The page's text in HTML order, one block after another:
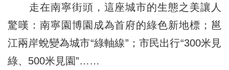
走在南寧街頭，這座城市的生態之美讓人
驚嘆：南寧園博園成為首府的綠色新地標；邕
江兩岸蛻變為城市“綠軸線”；市民出行“300米見
綠、500米見園”……